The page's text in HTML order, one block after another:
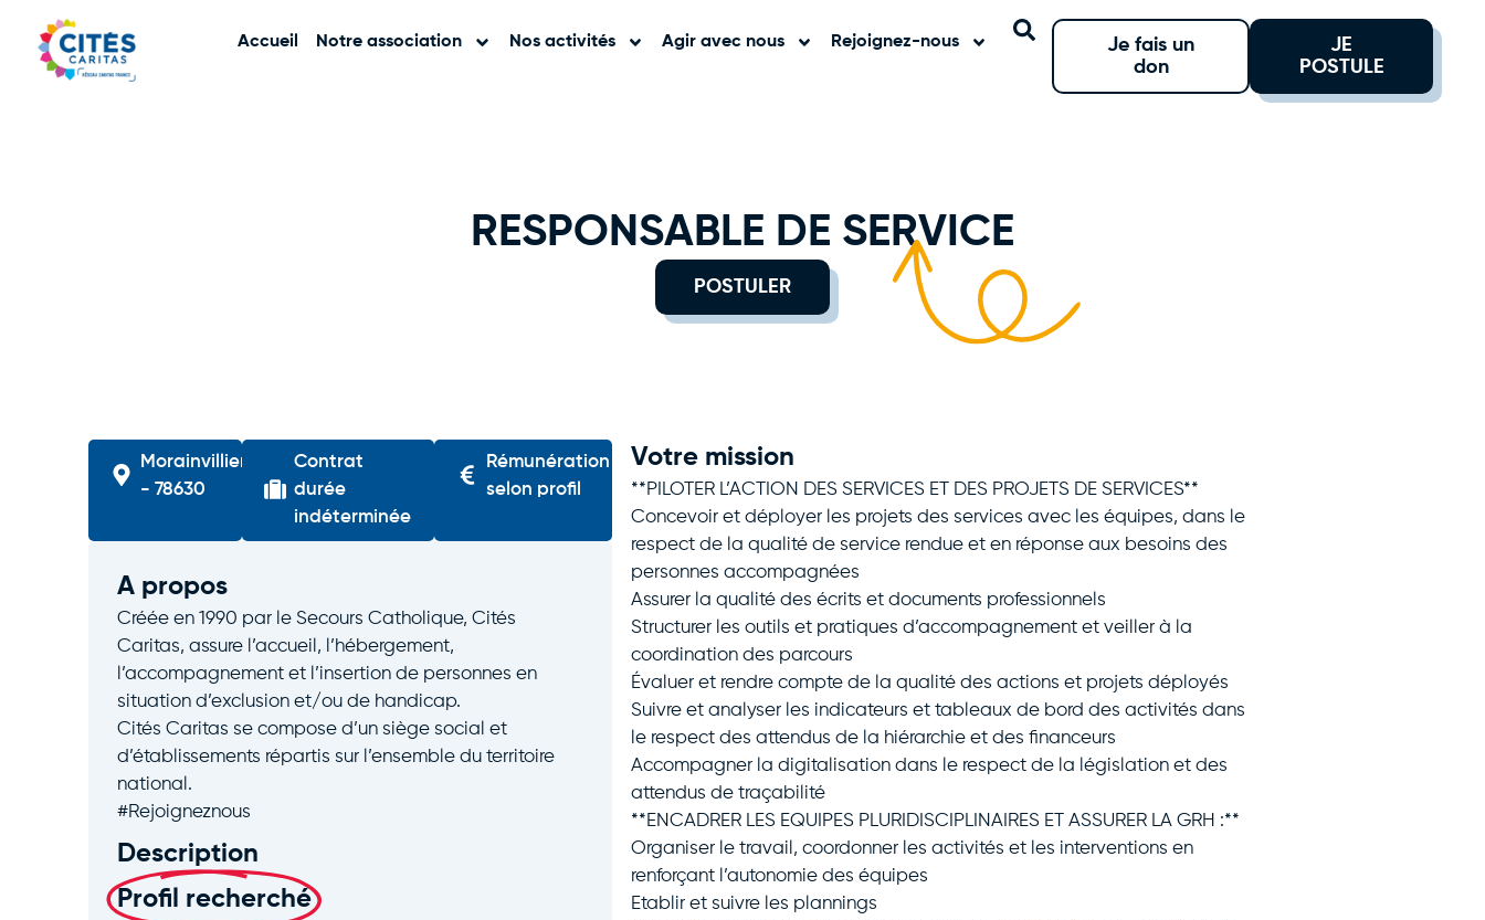
Accueil Notre association Nos activités Agir avec nous Rejoignez-nous
Je fais un
don
JE
POSTULE
RESPONSABLE DE SERVICE
POSTULER
Morainvilliers
- 78630
Contrat
durée
indéterminée
Rémunération
selon profil
A propos
Créée en 1990 par le Secours Catholique, Cités
Caritas, assure l’accueil, l’hébergement,
l’accompagnement et l’insertion de personnes en
situation d’exclusion et/ou de handicap.
Cités Caritas se compose d’un siège social et
d’établissements répartis sur l’ensemble du territoire
national.
#Rejoigneznous
Description
Profil recherché
Votre mission
**PILOTER L’ACTION DES SERVICES ET DES PROJETS DE SERVICES**
Concevoir et déployer les projets des services avec les équipes, dans le
respect de la qualité de service rendue et en réponse aux besoins des
personnes accompagnées
Assurer la qualité des écrits et documents professionnels
Structurer les outils et pratiques d’accompagnement et veiller à la
coordination des parcours
Évaluer et rendre compte de la qualité des actions et projets déployés
Suivre et analyser les indicateurs et tableaux de bord des activités dans
le respect des attendus de la hiérarchie et des financeurs
Accompagner la digitalisation dans le respect de la législation et des
attendus de traçabilité
**ENCADRER LES EQUIPES PLURIDISCIPLINAIRES ET ASSURER LA GRH :**
Organiser le travail, coordonner les activités et les interventions en
renforçant l’autonomie des équipes
Etablir et suivre les plannings